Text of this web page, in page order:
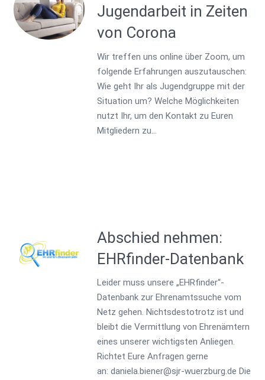
Jugendarbeit in Zeiten
von Corona
Wir treffen uns online über Zoom, um
folgende Erfahrungen auszutauschen:
Wie geht Ihr als Jugendgruppe mit der
Situation um? Welche Möglichkeiten
nutzt Ihr, um den Kontakt zu Euren
Mitgliedern zu…
Abschied nehmen:
EHRfinder-Datenbank
Leider muss unsere „EHRfinder“-
Datenbank zur Ehrenamtssuche vom
Netz gehen. Nichtsdestotrotz ist und
bleibt die Vermittlung von Ehrenämtern
eines unserer wichtigsten Anliegen.
Richtet Eure Anfragen gerne
an: daniela.biener@sjr-wuerzburg.de Die